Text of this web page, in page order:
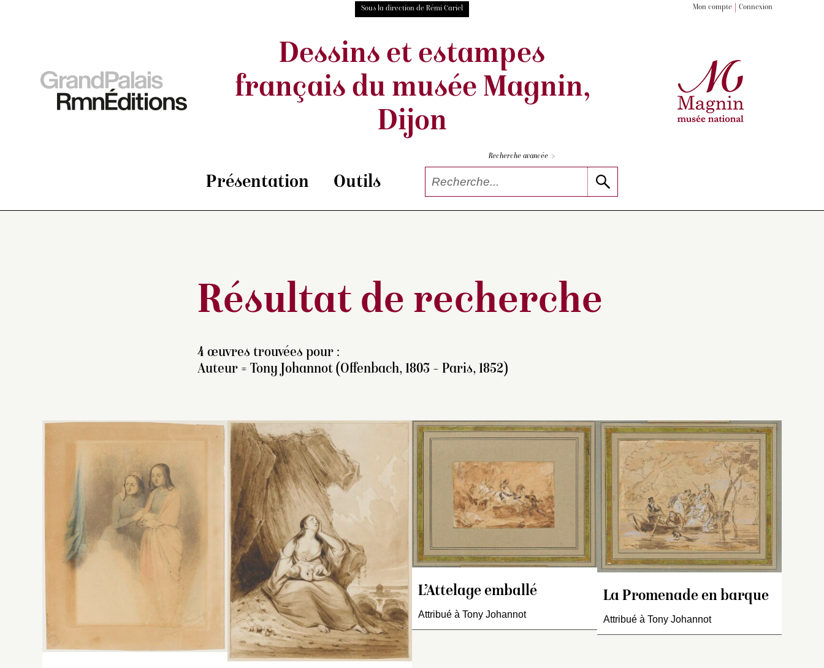
Sous la direction de Rémi Cariel Mon compte Connexion
Dessins et estampes
français du musée Magnin,
Dijon
Présentation Outils
Recherche avancée >
Résultat de recherche
4 œuvres trouvées pour :
Auteur = Tony Johannot (Offenbach, 1803 – Paris, 1852)
Inhabituelle, la signature se
retrouve sur des dessins
illustrant
Le Dernier des
Mohicans.
Le traitement sommaire du
visage permet difficilement
de se prononcer sur
l’attribution à Johannot
Mais l’artiste a en effet
représenté à plusieurs
féminines – parfois même
l’eau comme ici – dans la
L’Attelage emballé
Attribué à Tony Johannot
La Promenade en barque
Attribué à Tony Johannot